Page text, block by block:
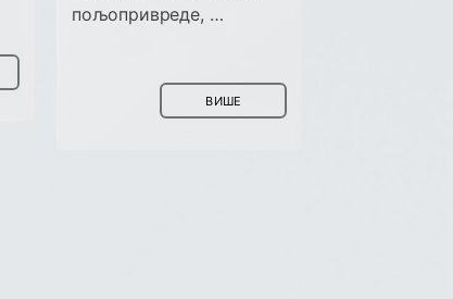
пољопривреде, …
ВИШЕ